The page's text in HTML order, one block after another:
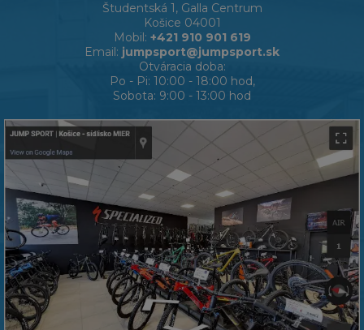
Študentská 1, Galla Centrum
Košice 04001
Mobil: +421 910 901 619
Email: jumpsport@jumpsport.sk
Otváracia doba:
Po - Pi: 10:00 - 18:00 hod,
Sobota: 9:00 - 13:00 hod